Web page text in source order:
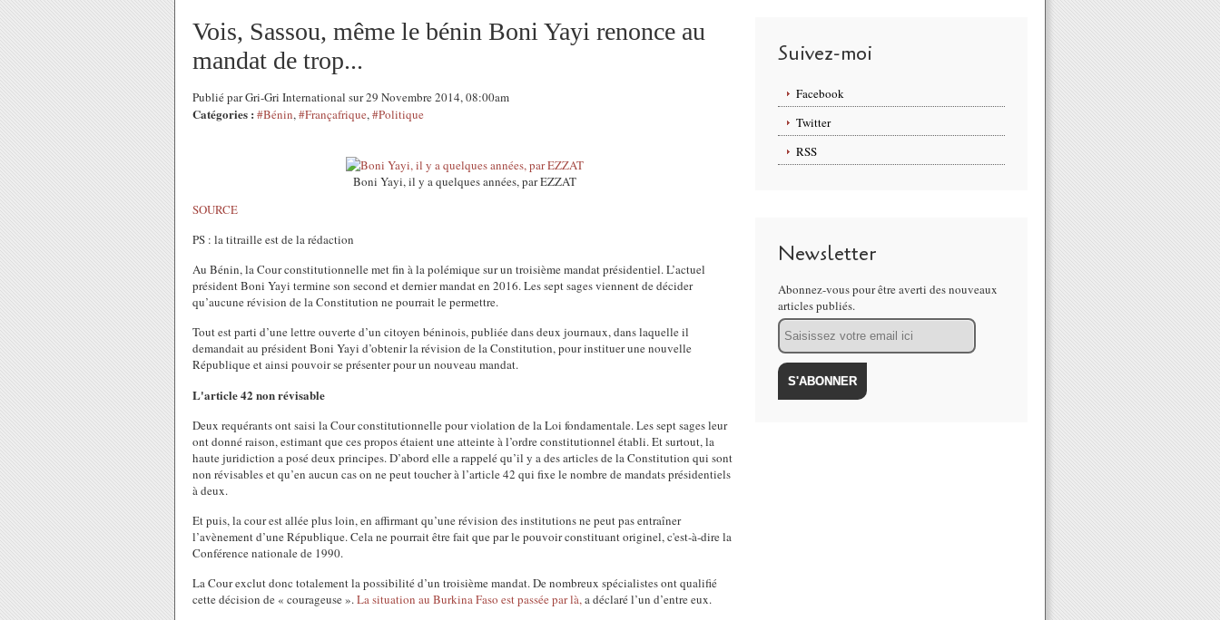
Vois, Sassou, même le bénin Boni Yayi renonce au
mandat de trop...
Publié par Gri-Gri International sur 29 Novembre 2014, 08:00am
Catégories : #Bénin,#Françafrique,#Politique
Boni Yayi, il y a quelques années, par EZZAT
SOURCE
PS : la titraille est de la rédaction
Au Bénin, la Cour constitutionnelle met fin à la polémique sur un troisième mandat présidentiel. L’actuel
président Boni Yayi termine son second et dernier mandat en 2016. Les sept sages viennent de décider
qu’aucune révision de la Constitution ne pourrait le permettre.
Tout est parti d’une lettre ouverte d’un citoyen béninois, publiée dans deux journaux, dans laquelle il
demandait au président Boni Yayi d’obtenir la révision de la Constitution, pour instituer une nouvelle
République et ainsi pouvoir se présenter pour un nouveau mandat.
L'article 42 non révisable
Deux requérants ont saisi la Cour constitutionnelle pour violation de la Loi fondamentale. Les sept sages leur
ont donné raison, estimant que ces propos étaient une atteinte à l’ordre constitutionnel établi. Et surtout, la
haute juridiction a posé deux principes. D’abord elle a rappelé qu’il y a des articles de la Constitution qui sont
non révisables et qu’en aucun cas on ne peut toucher à l’article 42 qui fixe le nombre de mandats présidentiels
à deux.
Et puis, la cour est allée plus loin, en affirmant qu’une révision des institutions ne peut pas entraîner
l’avènement d’une République. Cela ne pourrait être fait que par le pouvoir constituant originel, c'est-à-dire la
Conférence nationale de 1990.
La Cour exclut donc totalement la possibilité d’un troisième mandat. De nombreux spécialistes ont qualifié
cette décision de « courageuse ».La situation au Burkina Faso est passée par là,a déclaré l’un d’entre eux.
Suivez-moi
Facebook
Twitter
RSS
Newsletter
Abonnez-vous pour être averti des nouveaux
articles publiés.
Email